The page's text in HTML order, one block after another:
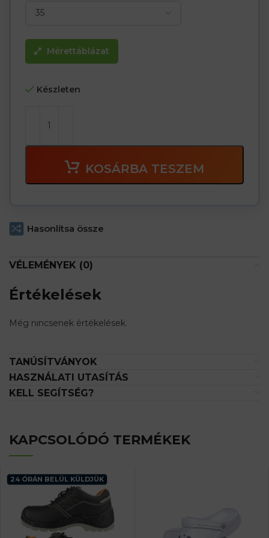
Mérettáblázat
Készleten
KOSÁRBA TESZEM
Hasonlítsa össze
VÉLEMÉNYEK (0)
Értékelések
Még nincsenek értékelések.
TANÚSÍTVÁNYOK
HASZNÁLATI UTASÍTÁS
KELL SEGÍTSÉG?
KAPCSOLÓDÓ TERMÉKEK
24 ÓRÁN BELÜL KÜLDJÜK